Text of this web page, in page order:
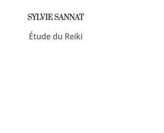
SYLVIE SANNAT
Étude du Reiki